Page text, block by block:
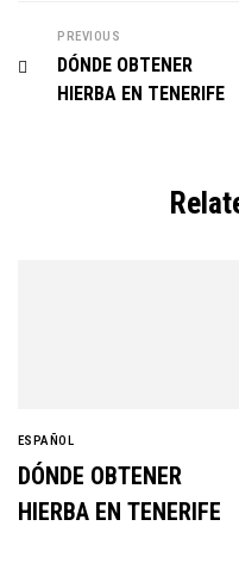
PREVIOUS
DÓNDE OBTENER
HIERBA EN TENERIFE
ESPAÑOL
DÓNDE OBTENER
HIERBA EN TENERIFE